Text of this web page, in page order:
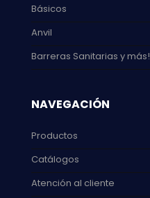
Básicos
Anvil
Barreras Sanitarias y más!
NAVEGACIÓN
Productos
Catálogos
Atención al cliente